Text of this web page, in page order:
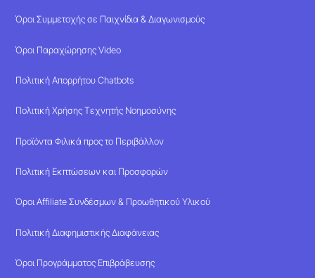
Όροι Συμμετοχής σε Παιχνίδια & Διαγωνισμούς
Όροι Παραχώρησης Video
Πολιτική Απορρήτου Chatbots
Πολιτική Χρήσης Τεχνητής Νοημοσύνης
Προϊόντα Φιλικά προς το Περιβάλλον
Πολιτική Εκπτώσεων και Προσφορών
Όροι Affiliate Συνδέσμων & Προωθητικού Υλικού
Πολιτική Διαφημιστικής Διαφάνειας
Όροι Προγράμματος Επιβράβευσης